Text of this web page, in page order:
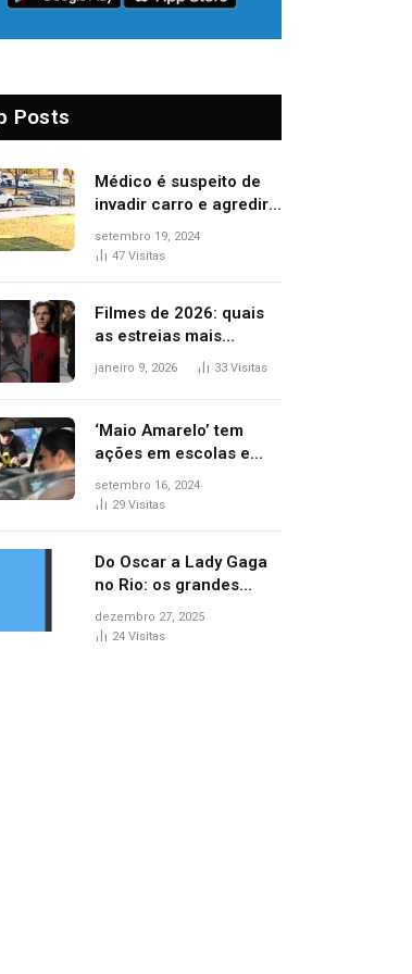
Posts
Médico é suspeito de
invadir carro e agredir
delegado aposentado
durante confusão no
setembro 19, 2024
47 Visitas
Filmes de 2026: quais
as estreias mais
aguardadas do ano?
janeiro 9, 2026 33 Visitas
‘Maio Amarelo’ tem
ações em escolas e
ruas para prevenir
acidentes no trânsito
setembro 16, 2024
29 Visitas
Do Oscar a Lady Gaga
no Rio: os grandes
marcos da cultura em
2025
dezembro 27, 2025
24 Visitas